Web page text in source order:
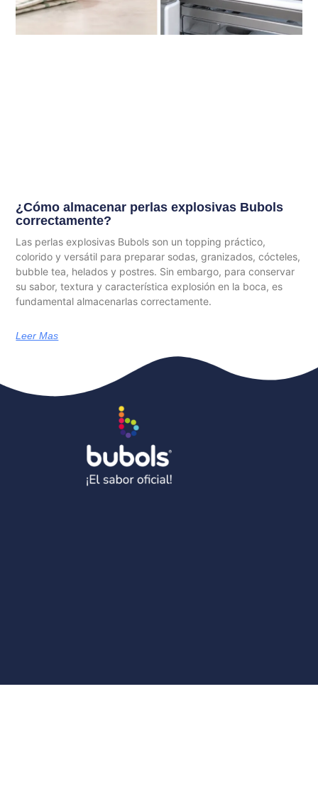
¿Cómo almacenar perlas explosivas Bubols
correctamente?
Las perlas explosivas Bubols son un topping práctico,
colorido y versátil para preparar sodas, granizados, cócteles,
bubble tea, helados y postres. Sin embargo, para conservar
su sabor, textura y característica explosión en la boca, es
fundamental almacenarlas correctamente.
Leer Mas